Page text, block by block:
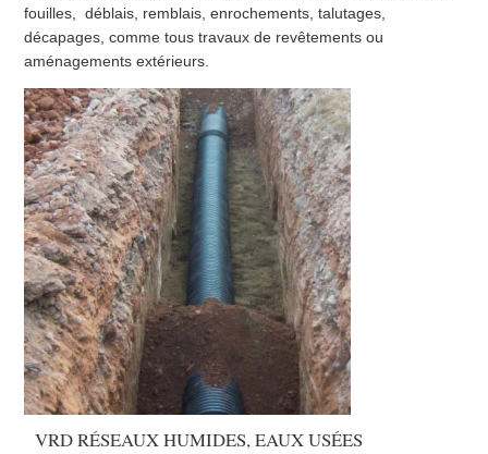
fouilles, déblais, remblais, enrochements, talutages,
décapages, comme tous travaux de revêtements ou
aménagements extérieurs.
VRD RÉSEAUX HUMIDES, EAUX USÉES